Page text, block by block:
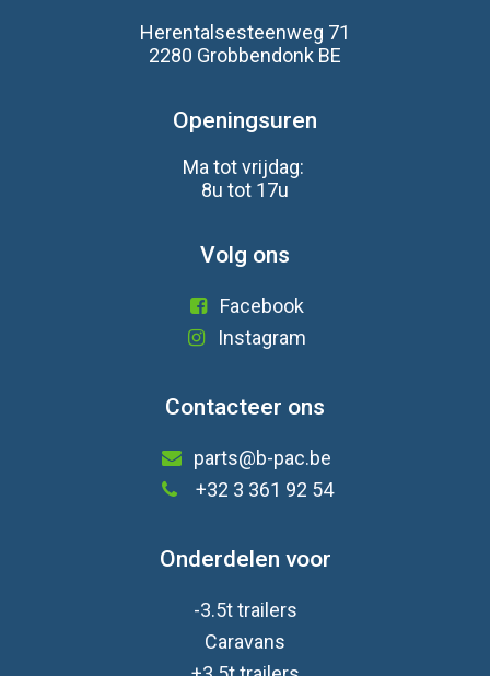
Herentalsesteenweg 71
2280 Grobbendonk BE
Openingsuren
Ma tot vrijdag:
8u tot 17u
Volg ons
Facebook
Instagram
Contacteer ons
parts@b-pac.be
+32 3 361 92 54
Onderdelen voor
-3.5t trailers
Caravans